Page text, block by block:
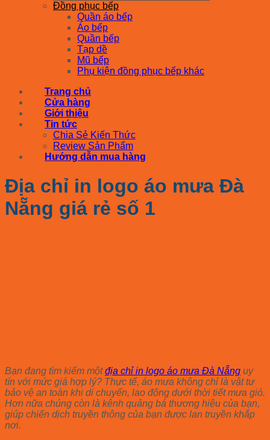
Đồng phục bếp
Quần áo bếp
Áo bếp
Quần bếp
Tạp dề
Mũ bếp
Phụ kiện đồng phục bếp khác
Trang chủ
Cửa hàng
Giới thiệu
Tin tức
Chia Sẻ Kiến Thức
Review Sản Phẩm
Hướng dẫn mua hàng
Địa chỉ in logo áo mưa Đà
Nẵng giá rẻ số 1
Bạn đang tìm kiếm mộtđịa chỉ in logo áo mưa Đà Nẵng uy
tín với mức giá hợp lý? Thực tế, áo mưa không chỉ là vật tư
bảo vệ an toàn khi di chuyển, lao động dưới thời tiết mưa gió.
Hơn nữa chúng còn là kênh quảng bá thương hiệu của bạn,
giúp chiến dịch truyền thông của bạn được lan truyền khắp
nơi.